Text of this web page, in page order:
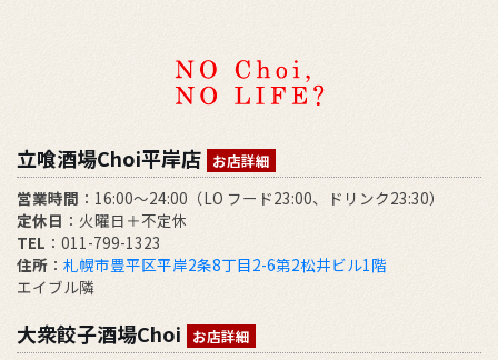
立喰酒場Choi平岸店 お店詳細
営業時間 ：16:00～24:00（LO フード23:00、ドリンク23:30）
定休日 ：火曜日＋不定休
TEL ：011-799-1323
住所 ： 札幌市豊平区平岸2条8丁目2-6第2松井ビル1階
エイブル隣
大衆餃子酒場Choi お店詳細